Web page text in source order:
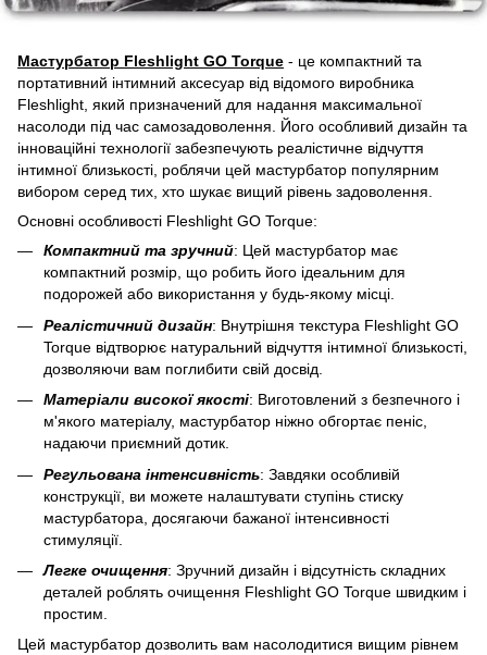
Мастурбатор Fleshlight GO Torque - це компактний та
портативний інтимний аксесуар від відомого виробника
Fleshlight, який призначений для надання максимальної
насолоди під час самозадоволення. Його особливий дизайн та
інноваційні технології забезпечують реалістичне відчуття
інтимної близькості, роблячи цей мастурбатор популярним
вибором серед тих, хто шукає вищий рівень задоволення.
Основні особливості Fleshlight GO Torque:
Компактний та зручний: Цей мастурбатор має
компактний розмір, що робить його ідеальним для
подорожей або використання у будь-якому місці.
Реалістичний дизайн: Внутрішня текстура Fleshlight GO
Torque відтворює натуральний відчуття інтимної близькості,
дозволяючи вам поглибити свій досвід.
Матеріали високої якості: Виготовлений з безпечного і
м'якого матеріалу, мастурбатор ніжно обгортає пеніс,
надаючи приємний дотик.
Регульована інтенсивність: Завдяки особливій
конструкції, ви можете налаштувати ступінь стиску
мастурбатора, досягаючи бажаної інтенсивності
стимуляції.
Легке очищення: Зручний дизайн і відсутність складних
деталей роблять очищення Fleshlight GO Torque швидким і
простим.
Цей мастурбатор дозволить вам насолодитися вищим рівнем